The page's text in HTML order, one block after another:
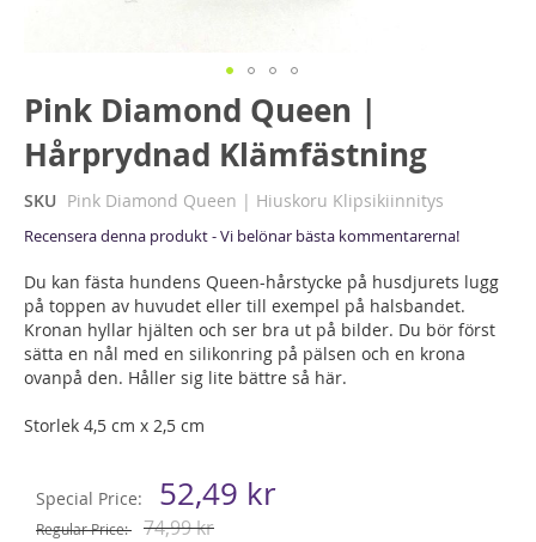
Pink Diamond Queen |
Hårprydnad Klämfästning
SKU Pink Diamond Queen | Hiuskoru Klipsikiinnitys
Recensera denna produkt - Vi belönar bästa kommentarerna!
Du kan fästa hundens Queen-hårstycke på husdjurets lugg
på toppen av huvudet eller till exempel på halsbandet.
Kronan hyllar hjälten och ser bra ut på bilder. Du bör först
sätta en nål med en silikonring på pälsen och en krona
ovanpå den. Håller sig lite bättre så här.
Storlek 4,5 cm x 2,5 cm
Special Price 52,49 kr
Regular Price 74,99 kr
Hoppa
till
början
av
bildgalleriet